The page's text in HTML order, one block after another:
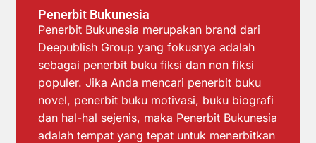
Penerbit Bukunesia
Penerbit Bukunesia merupakan brand dari
Deepublish Group yang fokusnya adalah
sebagai penerbit buku fiksi dan non fiksi
populer. Jika Anda mencari penerbit buku
novel, penerbit buku motivasi, buku biografi
dan hal-hal sejenis, maka Penerbit Bukunesia
adalah tempat yang tepat untuk menerbitkan